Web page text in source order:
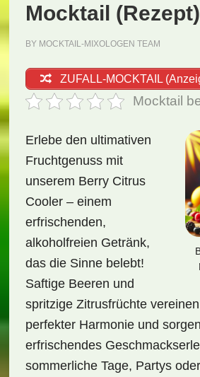
Mocktail (Rezept)
BY MOCKTAIL-MIXOLOGEN TEAM
ZUFALL-MOCKTAIL
Mocktail
Erlebe den ultimativen
Fruchtgenuss mit
unserem Berry Citrus
Cooler – einem
erfrischenden,
alkoholfreien Getränk,
das die Sinne belebt!
Saftige Beeren und
spritzige Zitrusfrüchte
perfekter Harmonie und
erfrischendes
sommerliche Tage, Partys